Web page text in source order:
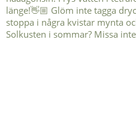
Solkusten i sommar? Missa